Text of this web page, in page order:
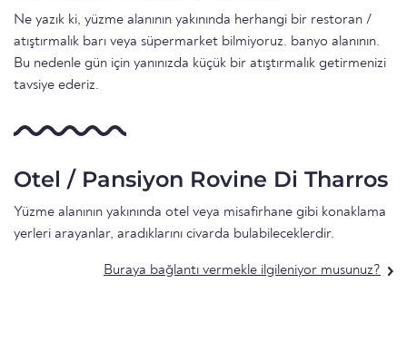
Ne yazık ki, yüzme alanının yakınında herhangi bir restoran /
atıştırmalık barı veya süpermarket bilmiyoruz. banyo alanının.
Bu nedenle gün için yanınızda küçük bir atıştırmalık getirmenizi
tavsiye ederiz.
Otel / Pansiyon Rovine Di Tharros
Yüzme alanının yakınında otel veya misafirhane gibi konaklama
yerleri arayanlar, aradıklarını civarda bulabileceklerdir.
Buraya bağlantı vermekle ilgileniyor musunuz?